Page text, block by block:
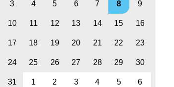
3 4 5 6 7 8 9
10 11 12 13 14 15 16
17 18 19 20 21 22 23
24 25 26 27 28 29 30
31 1 2 3 4 5 6